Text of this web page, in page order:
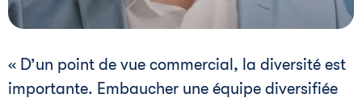
« D’un point de vue commercial, la diversité est
importante. Embaucher une équipe diversifiée